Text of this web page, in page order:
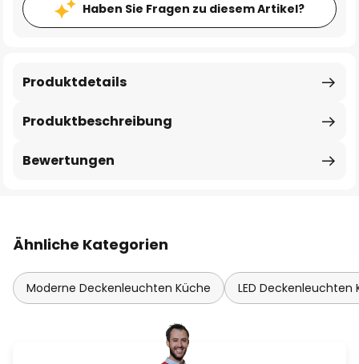
Haben Sie Fragen zu diesem Artikel?
Produktbeschreibung
Produktdetails
Bewertungen
Ähnliche Kategorien
Moderne Deckenleuchten Küche LED Deckenleuchten